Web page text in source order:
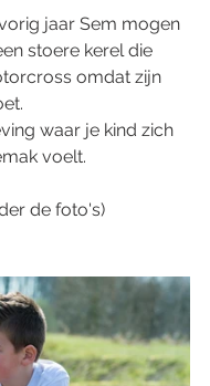
jaar Sem mogen
stoere kerel die
omdat zijn
voelt.
de foto's)